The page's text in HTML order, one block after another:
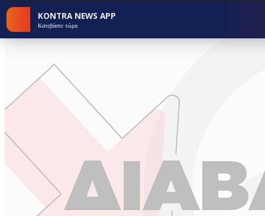
KONTRA NEWS APP
Κατεβάστε τώρα